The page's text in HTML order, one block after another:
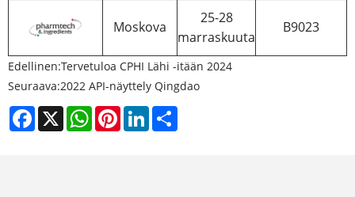
Moskova
25-28
marraskuuta
B9023
Edellinen:Tervetuloa CPHI Lähi -itään 2024
Seuraava:2022 API-näyttely Qingdao
Facebook
X WhatsAppPinterestLinkedIn